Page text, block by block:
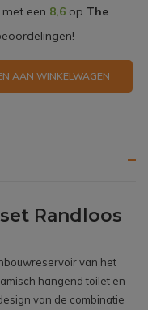
een 8,6op The
AAN WINKELWAGEN
Randloos
van het
hangend toilet en
van de combinatie